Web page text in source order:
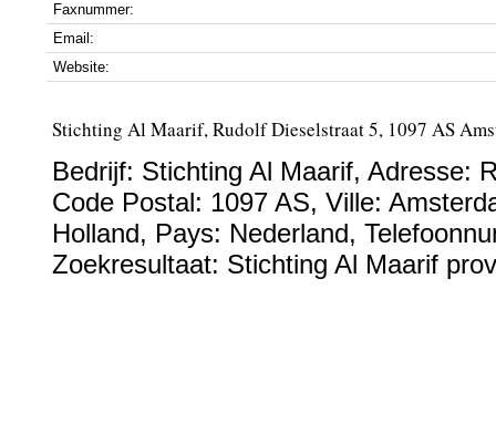
Faxnummer:
Email:
Website:
Stichting Al Maarif, Rudolf Dieselstraat 5, 1097 AS
Bedrijf: Stichting Al Maarif, Adresse:
Code Postal: 1097 AS, Ville:
Holland, Pays: Nederland,
Zoekresultaat: Stichting Al Maarif